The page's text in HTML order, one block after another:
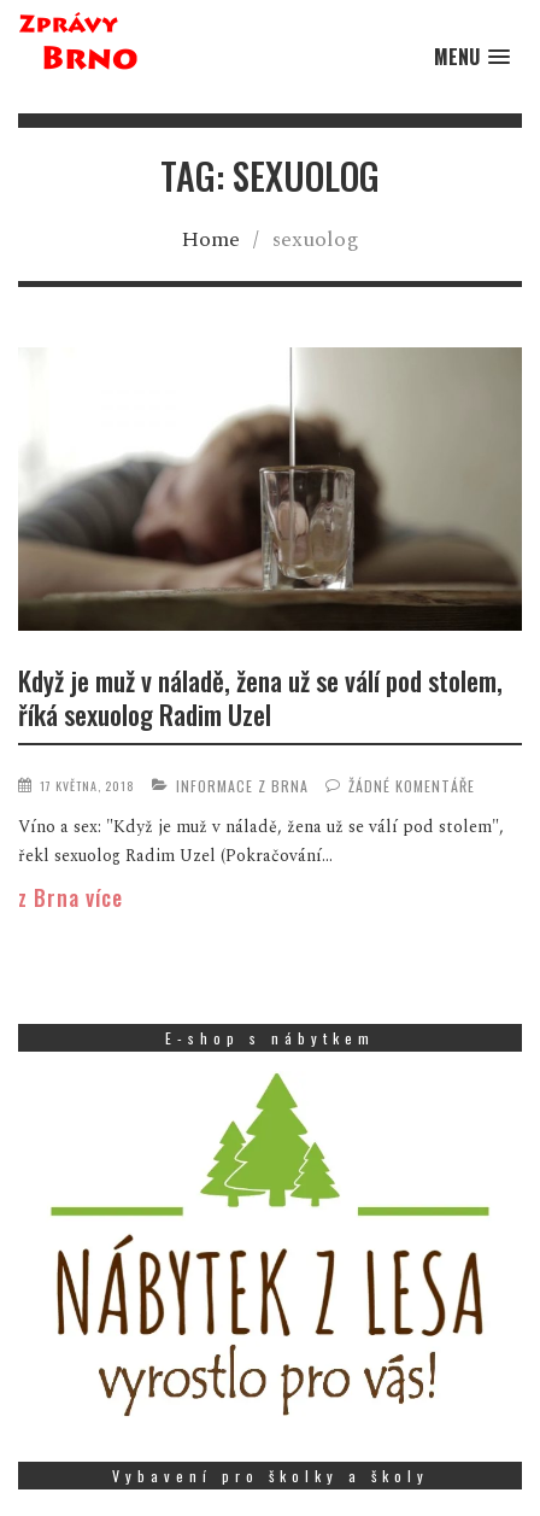
MENU
TAG: SEXUOLOG
Home / sexuolog
Když je muž v náladě, žena už se válí pod stolem,
říká sexuolog Radim Uzel
17 KVĚTNA, 2018 INFORMACE Z BRNA ŽÁDNÉ KOMENTÁŘE
Víno a sex: "Když je muž v náladě, žena už se válí pod stolem",
řekl sexuolog Radim Uzel (Pokračování...
z Brna více
E-shop s nábytkem
Vybavení pro školky a školy